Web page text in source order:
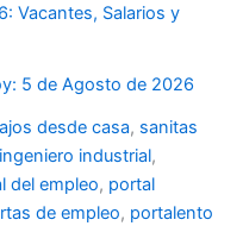
Vacantes, Salarios y
5 de Agosto de 2026
desde casa, sanitas
industrial,
del empleo, portal
de empleo, portalento